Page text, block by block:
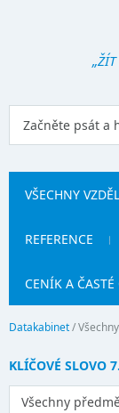
VŠECHNY
REFERENCE
CENÍK A ČASTÉ
Datakabinet/
KLÍČOVÉ SLOVO
Všechny